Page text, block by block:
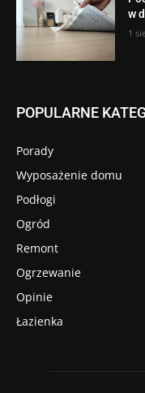
w
1
POPULARNE
Porady
Wyposażenie domu
Podłogi
Ogród
Remont
Ogrzewanie
Opinie
Łazienka